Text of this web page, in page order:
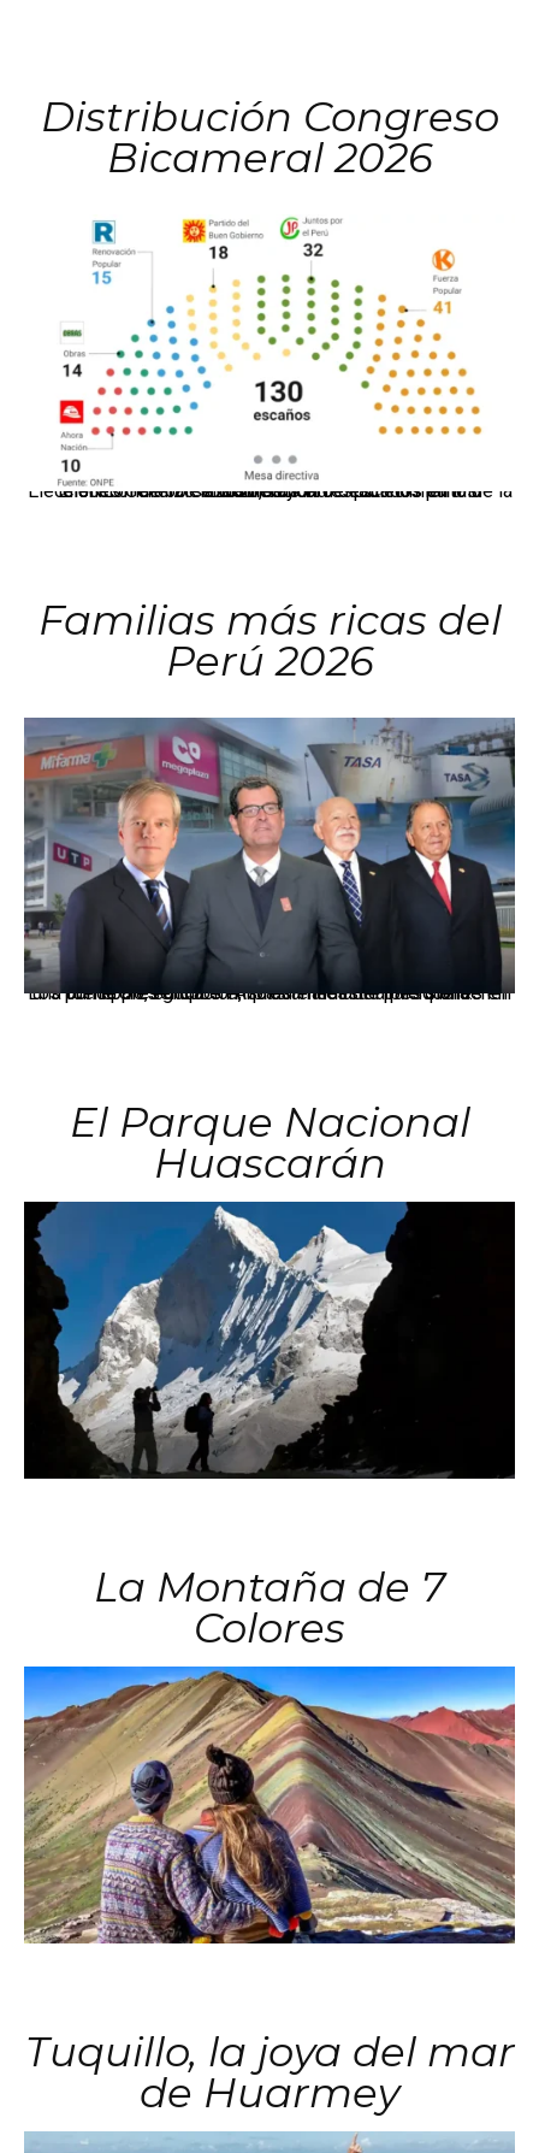
Distribución Congreso
Bicameral 2026
El JNE oficializó la distribución de escaños para la elección de 60 senadores y 130 diputados en las Elecciones Generales 2026, tras el restablecimiento de la Bicameralidad.
Familias más ricas del
Perú 2026
Los principales grupos empresariales del país mantienen una fuerte presencia en Áncash mediante inversiones en comercio, educación, salud e industria pesquera.
El Parque Nacional
Huascarán
La Montaña de 7
Colores
Tuquillo, la joya del mar
de Huarmey